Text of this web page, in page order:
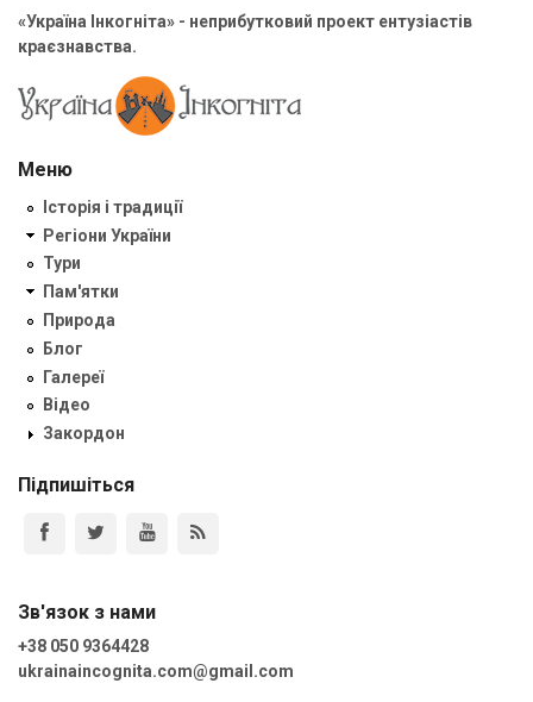
«Україна Інкогніта» - неприбутковий проект ентузіастів
краєзнавства.
Меню
Історія і традиції
Регіони України
Тури
Пам'ятки
Природа
Блог
Галереї
Відео
Закордон
Підпишіться
Зв'язок з нами
+38 050 9364428
ukrainaincognita.com@gmail.com